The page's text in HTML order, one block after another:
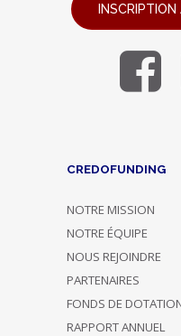
CREDOFUNDING
NOTRE MISSION
NOTRE ÉQUIPE
NOUS REJOINDRE
PARTENAIRES
FONDS DE
RAPPORT ANNUEL